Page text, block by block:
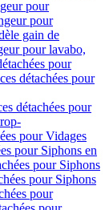
pour
pour
gain de
pour lavabo,
pour
détachées pour
détachées pour
pour Vidages
pour Siphons en
pour Siphons
pour Siphons
pour